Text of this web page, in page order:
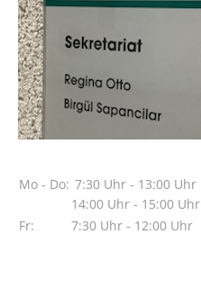
Mo - Do: 7:30 Uhr - 13:00 Uhr
14:00 Uhr - 15:00 Uhr
Fr:
7:30 Uhr - 12:00 Uhr